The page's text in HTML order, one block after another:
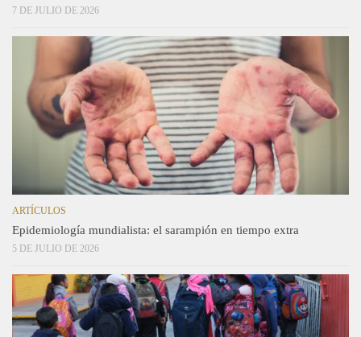
7 DE JULIO DE 2026
ARTÍCULOS
Epidemiología mundialista: el sarampión en tiempo extra
5 DE JULIO DE 2026